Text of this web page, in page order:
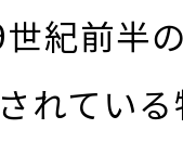
紀前半
れてい